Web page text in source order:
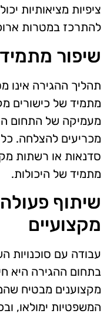
ציפיות מציאותיות
להתרכז במטרות
שיפור מתמיד
תהליך ההגירה אינו
מתמיד של כישורים
מעמיקה של התחום
מכריעים להצלחה.
סדנאות או רשתות
מתמיד של היכולות.
שיתוף
מקצועיים
עבודה עם סוכנויות
בתחום ההגירה היא
מקצוענים מבטיח
המשפטיות ימולאו,